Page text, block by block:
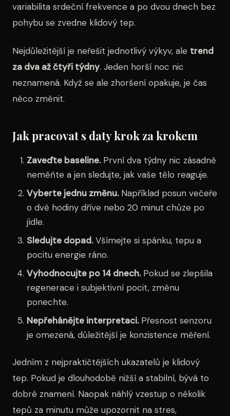
variabilita srdeční frekvence a po dvou dnech bez
pohybu se zvedne klidový tep.
Nejdůležitější je neřešit jednotlivý výkyv, ale trend
za dva až čtyři týdny. Jeden horší noc nic
neznamená. Když se ale zhoršení opakuje, je čas
něco změnit.
Jak pracovat s daty krok za krokem
Zaveďte baseline.První dva týdny nic zásadně
neměňte a jen sledujte, jak vaše tělo reaguje.
Vyberte jednu změnu.Například posun večeře
o dvě hodiny dříve nebo 20 minut chůze po
jídle.
Sledujte dopad.Všímejte si spánku, tepu a
pocitu energie ráno.
Vyhodnocujte po 14 dnech.Pokud se zlepšila
regenerace i subjektivní pocit, změnu
ponechte.
Nepřehánějte interpretaci.Přesnost senzoru
je omezená, důležitější je konzistence měření.
Jedním z nejpraktičtějších ukazatelů je klidový
tep. Pokud je dlouhodobě nižší a stabilní, bývá to
dobré znamení. Naopak náhlý vzestup o několik
tepů za minutu může upozornit na stres,